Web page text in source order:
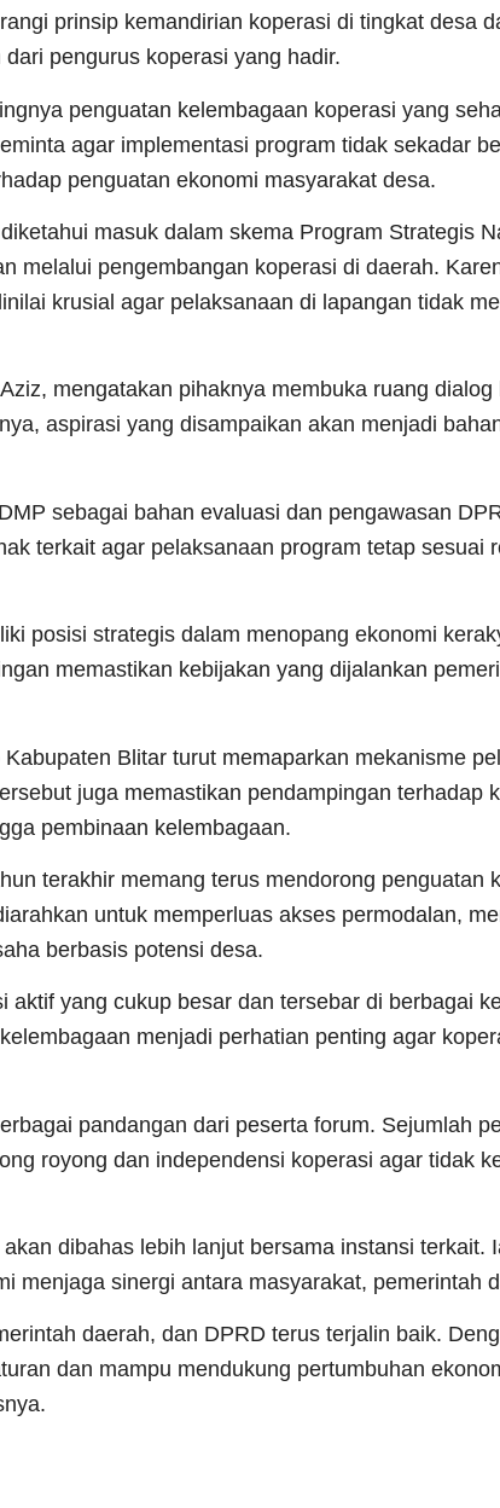
prinsip kemandirian koperasi di tingkat desa
pengurus koperasi yang hadir.
penguatan kelembagaan koperasi yang
agar implementasi program tidak sekadar
penguatan ekonomi masyarakat desa.
masuk dalam skema Program Strategis
melalui pengembangan koperasi di daerah.
krusial agar pelaksanaan di lapangan tidak
mengatakan pihaknya membuka ruang
aspirasi yang disampaikan akan menjadi
sebagai bahan evaluasi dan pengawasan
terkait agar pelaksanaan program tetap sesuai
posisi strategis dalam menopang ekonomi
memastikan kebijakan yang dijalankan
Blitar turut memaparkan mekanisme
juga memastikan pendampingan terhadap
pembinaan kelembagaan.
terakhir memang terus mendorong penguatan
untuk memperluas akses permodalan,
berbasis potensi desa.
yang cukup besar dan tersebar di berbagai
menjadi perhatian penting agar
pandangan dari peserta forum. Sejumlah
royong dan independensi koperasi agar tidak
dibahas lebih lanjut bersama instansi terkait.
menjaga sinergi antara masyarakat, pemerintah
daerah, dan DPRD terus terjalin baik.
dan mampu mendukung pertumbuhan